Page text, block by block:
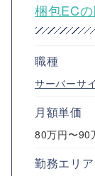
梱包EC
職種
サーバーサ
月額単価
80万円〜90
勤務エリア